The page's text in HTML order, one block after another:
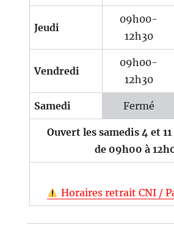
Jeudi
09h00-
12h30
Vendredi
09h00-
12h30
Samedi Fermé
Ouvert les samedis 4 et
de 09h00 à
Horaires retrait CNI /